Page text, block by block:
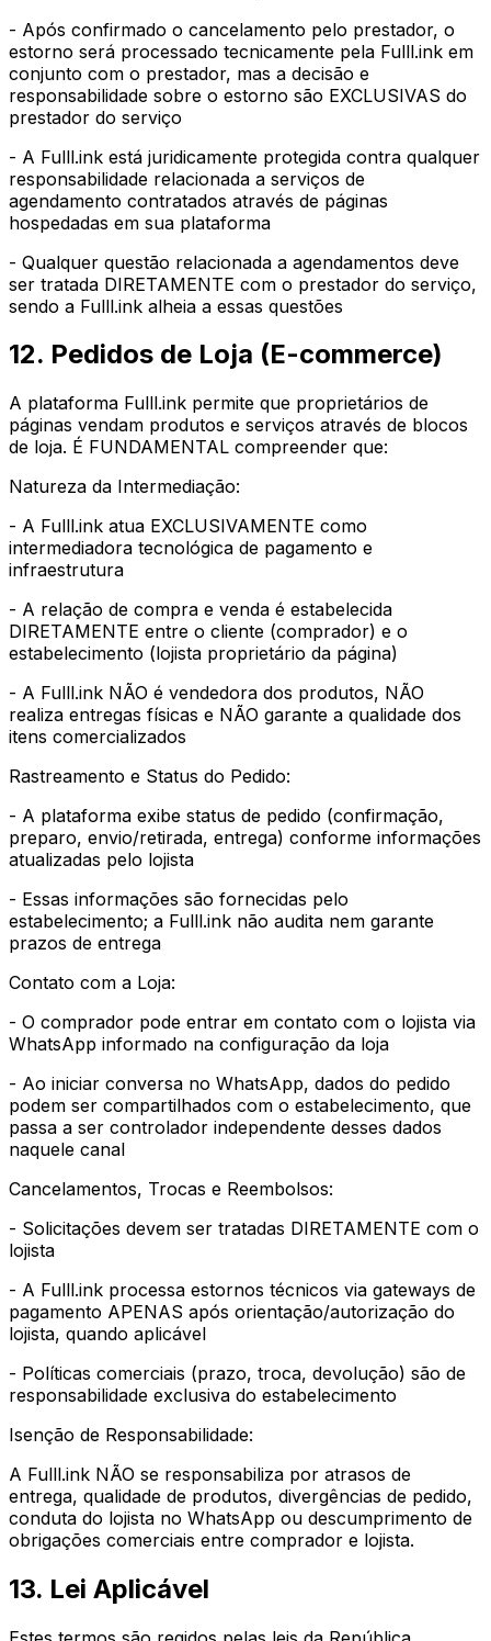
- Após confirmado o cancelamento pelo prestador, o
estorno será processado tecnicamente pela Fulll.ink em
conjunto com o prestador, mas a decisão e
responsabilidade sobre o estorno são EXCLUSIVAS do
prestador do serviço
- A Fulll.ink está juridicamente protegida contra qualquer
responsabilidade relacionada a serviços de
agendamento contratados através de páginas
hospedadas em sua plataforma
- Qualquer questão relacionada a agendamentos deve
ser tratada DIRETAMENTE com o prestador do serviço,
sendo a Fulll.ink alheia a essas questões
12. Pedidos de Loja (E-commerce)
A plataforma Fulll.ink permite que proprietários de
páginas vendam produtos e serviços através de blocos
de loja. É FUNDAMENTAL compreender que:
Natureza da Intermediação:
- A Fulll.ink atua EXCLUSIVAMENTE como
intermediadora tecnológica de pagamento e
infraestrutura
- A relação de compra e venda é estabelecida
DIRETAMENTE entre o cliente (comprador) e o
estabelecimento (lojista proprietário da página)
- A Fulll.ink NÃO é vendedora dos produtos, NÃO
realiza entregas físicas e NÃO garante a qualidade dos
itens comercializados
Rastreamento e Status do Pedido:
- A plataforma exibe status de pedido (confirmação,
preparo, envio/retirada, entrega) conforme informações
atualizadas pelo lojista
- Essas informações são fornecidas pelo
estabelecimento; a Fulll.ink não audita nem garante
prazos de entrega
Contato com a Loja:
- O comprador pode entrar em contato com o lojista via
WhatsApp informado na configuração da loja
- Ao iniciar conversa no WhatsApp, dados do pedido
podem ser compartilhados com o estabelecimento, que
passa a ser controlador independente desses dados
naquele canal
Cancelamentos, Trocas e Reembolsos:
- Solicitações devem ser tratadas DIRETAMENTE com o
lojista
- A Fulll.ink processa estornos técnicos via gateways de
pagamento APENAS após orientação/autorização do
lojista, quando aplicável
- Políticas comerciais (prazo, troca, devolução) são de
responsabilidade exclusiva do estabelecimento
Isenção de Responsabilidade:
A Fulll.ink NÃO se responsabiliza por atrasos de
entrega, qualidade de produtos, divergências de pedido,
conduta do lojista no WhatsApp ou descumprimento de
obrigações comerciais entre comprador e lojista.
13. Lei Aplicável